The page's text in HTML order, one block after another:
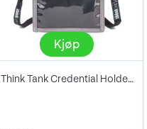
Kjøp
Think Tank Credential Holder V2.0 Short